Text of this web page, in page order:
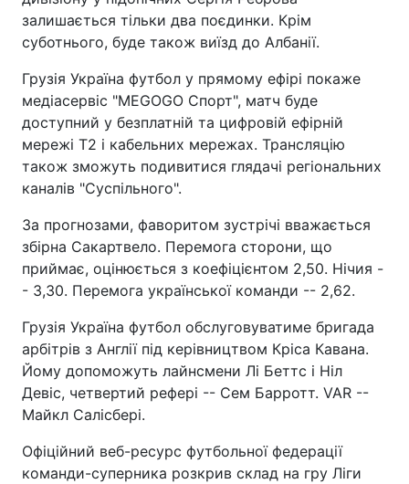
залишається тільки два поєдинки. Крім
суботнього, буде також виїзд до Албанії.
Грузія Україна футбол у прямому ефірі покаже
медіасервіс "MEGOGO Спорт", матч буде
доступний у безплатній та цифровій ефірній
мережі Т2 і кабельних мережах. Трансляцію
також зможуть подивитися глядачі регіональних
каналів "Суспільного".
За прогнозами, фаворитом зустрічі вважається
збірна Сакартвело. Перемога сторони, що
приймає, оцінюється з коефіцієнтом 2,50. Нічия -
- 3,30. Перемога української команди -- 2,62.
Грузія Україна футбол обслуговуватиме бригада
арбітрів з Англії під керівництвом Кріса Кавана.
Йому допоможуть лайнсмени Лі Беттс і Ніл
Девіс, четвертий рефері -- Сем Барротт. VAR --
Майкл Салісбері.
Офіційний веб-ресурс футбольної федерації
команди-суперника розкрив склад на гру Ліги